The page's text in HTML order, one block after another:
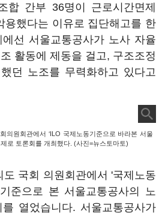
합 간부 36명이 근로시간면제
용했다는 이유로 집단해고를 한
선 서울교통공사가 노사 자율
활동에 제동을 걸고, 구조조정
던 노조를 무력화하고 있다고
의원회관에서 ‘ILO 국제노동기준으로 바라본 서울
로 토론회를 개최했다. (사진=뉴스토마토)
국회 의원회관에서 '국제노동
준으로 본 서울교통공사의 노
열었습니다. 서울교통공사가